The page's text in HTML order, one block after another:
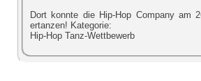
Dort konnte die Hip-Hop Company am
ertanzen! Kategorie:
Hip-Hop Tanz-Wettbewerb